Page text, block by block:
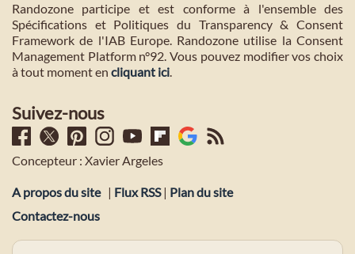
Randozone participe et est conforme à l'ensemble des
Spécifications et Politiques du Transparency & Consent
Framework de l'IAB Europe. Randozone utilise la Consent
Management Platform n°92. Vous pouvez modifier vos choix
à tout moment en cliquant ici.
Suivez-nous
Concepteur : Xavier Argeles
A propos du site | Flux RSS| Plan du site
Contactez-nous